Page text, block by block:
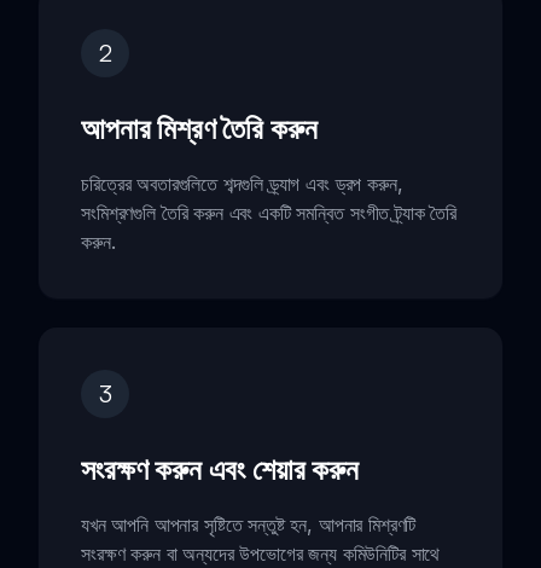
2
আপনার মিশ্রণ তৈরি করুন
চরিত্রের অবতারগুলিতে শব্দগুলি ড্র্যাগ এবং ড্রপ করুন,
সংমিশ্রণগুলি তৈরি করুন এবং একটি সমন্বিত সংগীত ট্র্যাক তৈরি
করুন.
3
সংরক্ষণ করুন এবং শেয়ার করুন
যখন আপনি আপনার সৃষ্টিতে সন্তুষ্ট হন, আপনার মিশ্রণটি
সংরক্ষণ করুন বা অন্যদের উপভোগের জন্য কমিউনিটির সাথে